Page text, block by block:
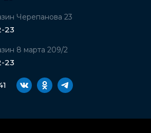
Черепанова 23
23
8 марта 209/2
23